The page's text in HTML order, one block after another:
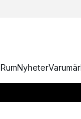
RumNyheter